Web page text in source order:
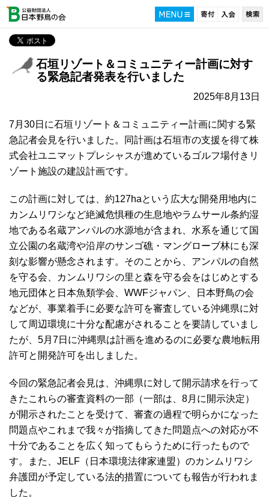
石垣リゾート＆コミュニティー計画に対す
る緊急記者発表を行いました
2025年8月13日
7月30日に石垣リゾート＆コミュニティー計画に関する緊
急記者会見を行いました。同計画は石垣市の支援を得て株
式会社ユニマットプレシャスが進めているゴルフ場付きリ
ゾート施設の建設計画です。
この計画に対しては、約127haという広大な開発用地内に
カンムリワシなど絶滅危惧種の生息地やラムサール条約湿
地である名蔵アンパルの水源地が含まれ、水系を通じて国
立公園の名蔵湾や沿岸のサンゴ礁・マングローブ林にも深
刻な影響が懸念されます。そのことから、アンパルの自然
を守る会、カンムリワシの里と森を守る会をはじめとする
地元団体と日本魚類学会、WWFジャパン、日本野鳥の会
などが、事業着手に必要な許可を審査している沖縄県に対
して周辺環境に十分な配慮がされることを要請していまし
たが、5月7日に沖縄県は計画を進めるのに必要な農地転用
許可と開発許可を出しました。
今回の緊急記者会見は、沖縄県に対して開示請求を行って
きたこれらの審査資料の一部（一部は、8月に開示決定）
が開示されたことを受けて、審査の過程で明らかになった
問題点やこれまで我々が指摘してきた問題点への対応が不
十分であることを広く知ってもらうために行ったもので
す。また、JELF（日本環境法律家連盟）のカンムリワシ
弁護団が予定している法的措置についても報告が行われま
した。